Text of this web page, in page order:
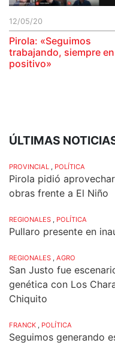
12/05/20
Pirola: «Seguimos
trabajando, siempre en
positivo»
ÚLTIMAS
PROVINCIAL POLÍTICA
Pirola pidió
obras frente a El Niño
REGIONALES POLÍTICA
Pullaro presente en
REGIONALES AGRO
San Justo fue
genética con Los
Chiquito
FRANCK POLÍTICA
Seguimos generando